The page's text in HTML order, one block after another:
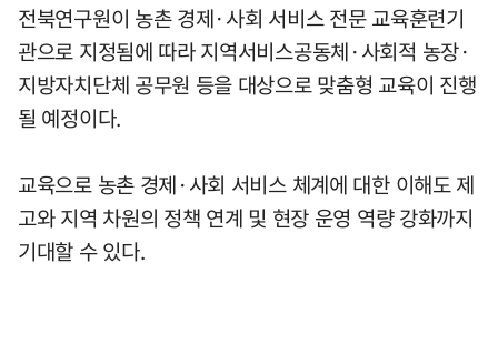
전북연구원이 농촌 경제·사회 서비스 전문 교육훈련기
관으로 지정됨에 따라 지역서비스공동체·사회적 농장·
지방자치단체 공무원 등을 대상으로 맞춤형 교육이 진행
될 예정이다.
교육으로 농촌 경제·사회 서비스 체계에 대한 이해도 제
고와 지역 차원의 정책 연계 및 현장 운영 역량 강화까지
기대할 수 있다.